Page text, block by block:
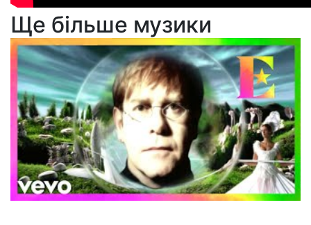
Ще більше музики